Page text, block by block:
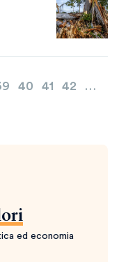
40 41 42
…
ed economia